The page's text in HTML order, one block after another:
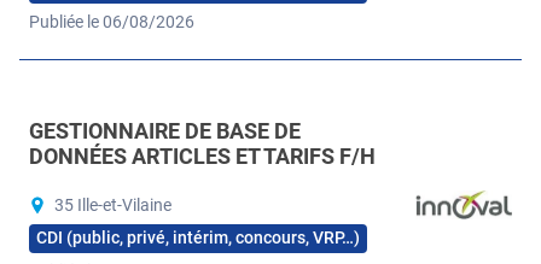
Publiée le 06/08/2026
GESTIONNAIRE DE BASE DE
DONNÉES ARTICLES ET TARIFS F/H
35 Ille-et-Vilaine
CDI (public, privé, intérim, concours, VRP…)